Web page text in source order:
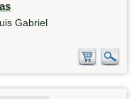
Gabriel